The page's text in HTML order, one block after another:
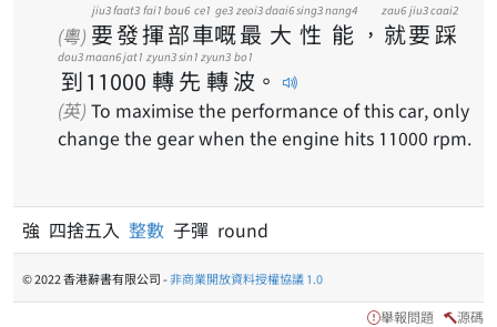
(粵) 要
jiu3
發
faat3
揮
fai1
部
bou6
車
ce1
嘅
ge3
最
zeoi3
大
daai6
性
sing3
能
nang4
， 就
zau6
要
jiu3
踩
caai2
到
dou3
11000
maan6 jat1
轉
zyun3
先
sin1
轉
zyun3
波
bo1
。
(英) To maximise the performance of this car, only
change the gear when the engine hits 11000 rpm.
強 四捨五入 整數 子彈 round
© 2022 香港辭書有限公司 -非商業開放資料授權協議 1.0
舉報問題 源碼